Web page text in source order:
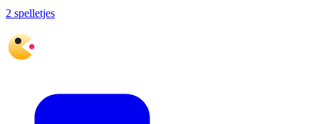
2 spelletjes